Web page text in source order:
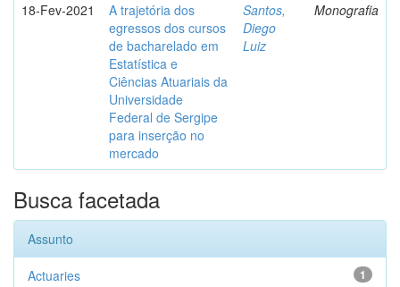
18-Fev-2021
A trajetória dos
egressos dos cursos
de bacharelado em
Estatística e
Ciências Atuariais da
Universidade
Federal de Sergipe
para inserção no
mercado
Santos,
Diego
Luiz
Monografia
Busca facetada
Assunto
1
Actuaries